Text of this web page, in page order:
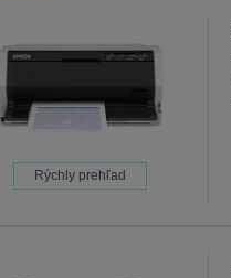
Rýchly prehľad